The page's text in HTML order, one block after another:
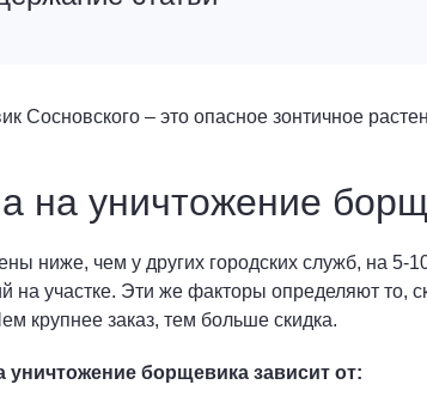
Сосновского – это опасное зонтичное
на уничтожение
ниже, чем у других городских служб, на 5-
на участке. Эти же факторы определяют то,
крупнее заказ, тем больше скидка.
уничтожение борщевика зависит от: